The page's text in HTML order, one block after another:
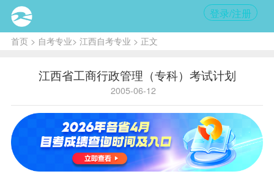
登录/注册
首页> 自考专业> 江西自考专业 > 正文
江西省工商行政管理（专科）考试计划
2005-06-12